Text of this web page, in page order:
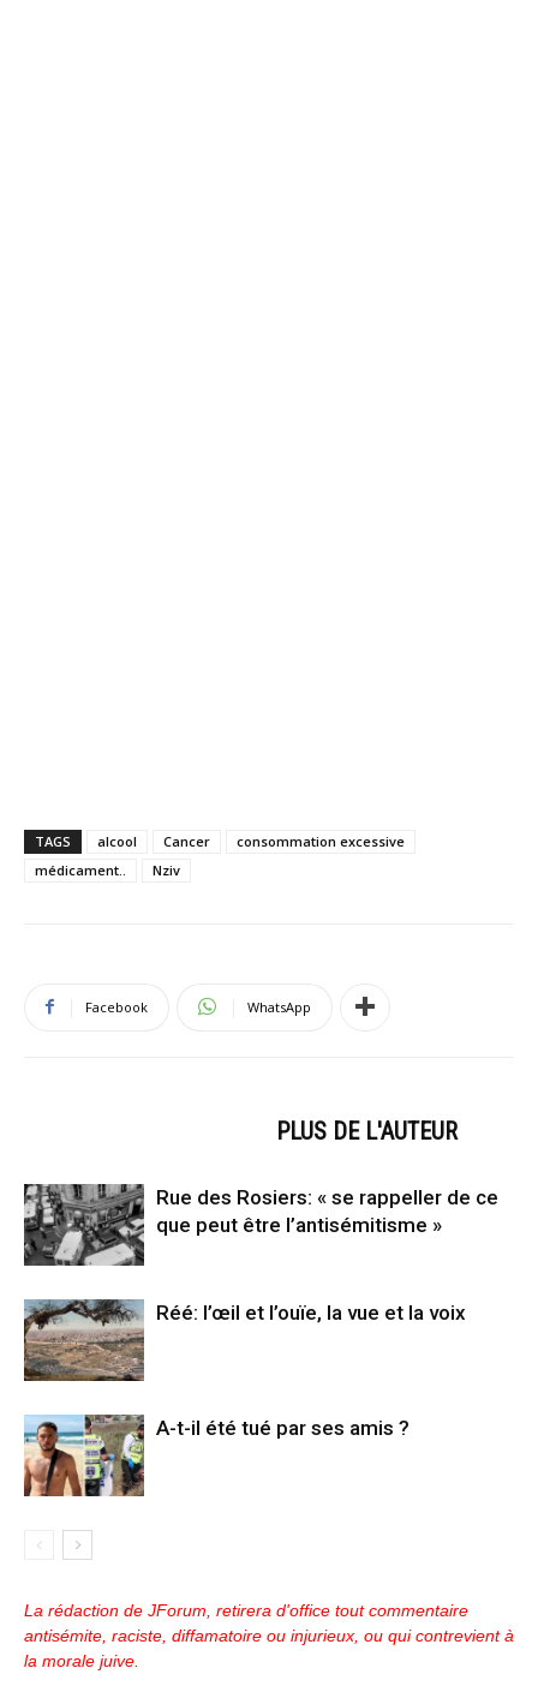
TAGS alcool Cancer
consommation excessive
médicament..
Nziv
Facebook WhatsApp
PLUS DE L'AUTEUR
Rue des Rosiers: « se rappeller de ce
que peut être l’antisémitisme »
Réé: l’œil et l’ouïe, la vue et la voix
A-t-il été tué par ses amis ?
La rédaction de JForum, retirera d'office tout commentaire
antisémite, raciste, diffamatoire ou injurieux, ou qui contrevient à
la morale juive.